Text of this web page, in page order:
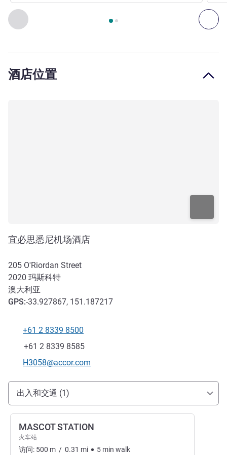
上一个 - 客房 下
第 页，共 , 客房 1 : 配备 1 张大床的标准房 , 客房 2 :
酒店位置
宜必思悉尼机场酒店
205 O'Riordan Street
2020 玛斯科特
澳大利亚
GPS:-33.927867, 151.187217
电话
+61 2 8339 8500
传真
+61 2 8339 8585
联系电子邮件
H3058@accor.com
抵达和交通
出入和交通 (1)
MASCOT STATION
火车站
访问: 500 m / 0.31 mi 5 min walk